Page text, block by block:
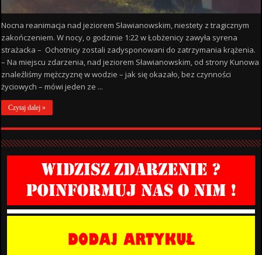
Nocna reanimacja nad jeziorem Sławianowskim, niestety z tragicznym
zakończeniem. W nocy, o godzinie 1:22 w Łobżenicy zawyła syrena
strażacka – Ochotnicy zostali zadysponowani do zatrzymania krążenia.
– Na miejscu zdarzenia, nad jeziorem Sławianowskim, od strony Kunowa
znaleźliśmy mężczyznę w wodzie – jak się okazało, bez czynności
życiowych – mówi jeden ze ...
Czytaj dalej »